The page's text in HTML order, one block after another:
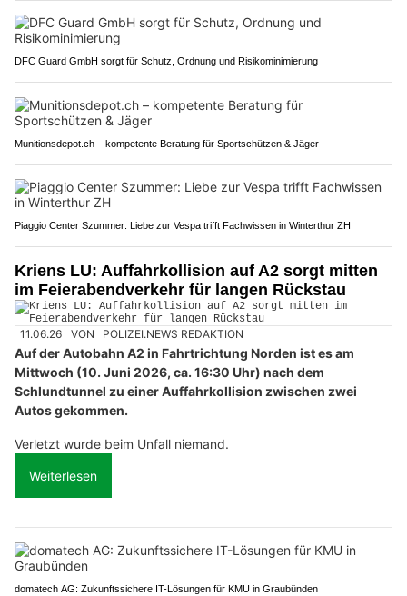
DFC Guard GmbH sorgt für Schutz, Ordnung und Risikominimierung
Munitionsdepot.ch – kompetente Beratung für Sportschützen & Jäger
Piaggio Center Szummer: Liebe zur Vespa trifft Fachwissen in Winterthur ZH
Kriens LU: Auffahrkollision auf A2 sorgt mitten
im Feierabendverkehr für langen Rückstau
11.06.26 VON POLIZEI.NEWS REDAKTION
Auf der Autobahn A2 in Fahrtrichtung Norden ist es am
Mittwoch (10. Juni 2026, ca. 16:30 Uhr) nach dem
Schlundtunnel zu einer Auffahrkollision zwischen zwei
Autos gekommen.
Verletzt wurde beim Unfall niemand.
Weiterlesen
domatech AG: Zukunftssichere IT-Lösungen für KMU in Graubünden